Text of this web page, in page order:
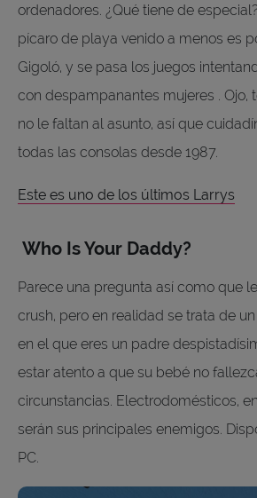
ordenadores. ¿Qué tiene de
pícaro de playa venido a menos es
Gigoló, y se pasa los juegos
con despampanantes mujeres . Ojo,
no le faltan al asunto, así que
todas las consolas desde 1987.
Este es uno de los últimos Larrys
Who Is Your Daddy?
Parece una pregunta así como que
crush, pero en realidad se trata de
en el que eres un padre
estar atento a que su bebé no
circunstancias. Electrodomésticos,
serán sus principales enemigos.
PC.